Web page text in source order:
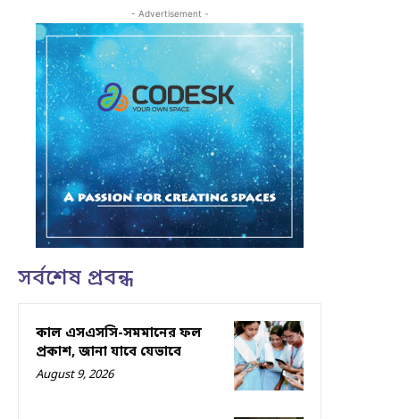
- Advertisement -
সর্বশেষ প্রবন্ধ
কাল এসএসসি-সমমানের ফল
প্রকাশ, জানা যাবে যেভাবে
August 9, 2026